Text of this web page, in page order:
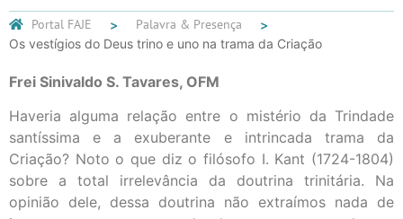
Portal FAJE Palavra & Presença
Os vestígios do Deus trino e uno na trama da Criação
Frei Sinivaldo S. Tavares, OFM
Haveria alguma relação entre o mistério da Trindade
santíssima e a exuberante e intrincada trama da
Criação? Noto o que diz o filósofo I. Kant (1724-1804)
sobre a total irrelevância da doutrina trinitária. Na
opinião dele, dessa doutrina não extraímos nada de